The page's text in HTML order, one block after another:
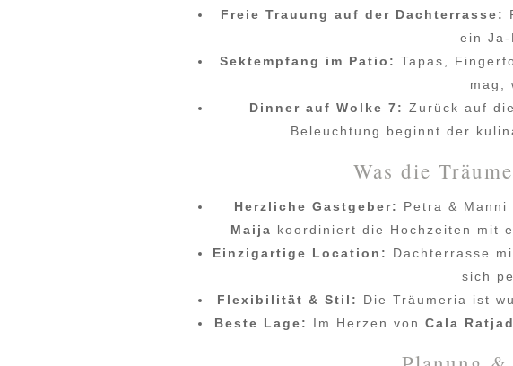
Freie Trauung auf der Dachterrasse:
ein Ja-
Sektempfang im Patio: Tapas,
mag,
Dinner auf Wolke 7: Zurück auf
Beleuchtung beginnt der
Was die
Herzliche Gastgeber:
Petra & Manni
Maija koordiniert die Hochzeiten mit
Einzigartige Location:
Dachterrasse
sich
Flexibilität & Stil:
Die Träumeria ist
Beste Lage:
Im Herzen von Cala